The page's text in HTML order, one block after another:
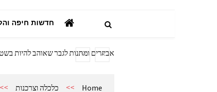
חדשות חיפה
מתנות מהיציע: המדריך לרכישת ציוד
אביזרים ומתנות לגבר שאוהב להיות
השילוב בין רפואה טבעית לאורח חיים
Home
>> כלכלה וצרכנות >>